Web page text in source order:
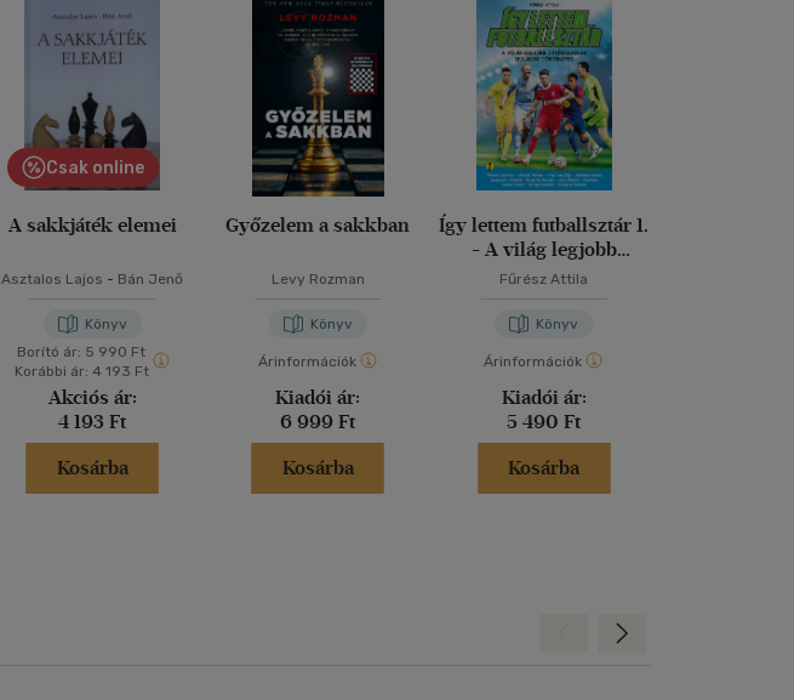
Csak online
A sakkjáték elemei
Asztalos Lajos - Bán Jenő
Könyv
Borító ár: 5 990 Ft
Korábbi ár: 4 193 Ft
Akciós ár:
4 193 Ft
Kosárba
Győzelem a sakkban
Levy Rozman
Könyv
Árinformációk
Kiadói ár:
6 999 Ft
Kosárba
Így lettem futballsztár 1.
- A világ legjobb
játékosainak ifjúkori
Fűrész Attila
Könyv
Árinformációk
Kiadói ár:
5 490 Ft
Kosárba
Előre